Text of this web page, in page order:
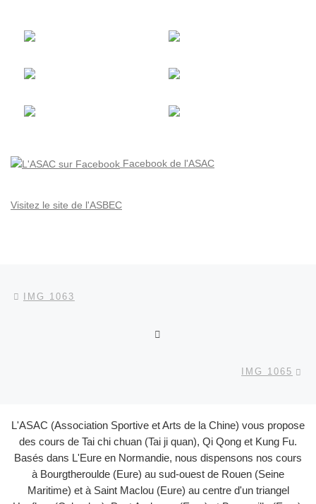
Facebook de l'ASAC
Visitez le site de l'ASBEC
Parcourir les articles
IMG 1063
IMG 1065
L'ASAC (Association Sportive et Arts de la Chine) vous propose
des cours de Tai chi chuan (Tai ji quan), Qi Qong et Kung Fu.
Basés dans L'Eure en Normandie, nous dispensons nos cours
à Bourgtheroulde (Eure) au sud-ouest de Rouen (Seine
Maritime) et à Saint Maclou (Eure) au centre d'un triangel